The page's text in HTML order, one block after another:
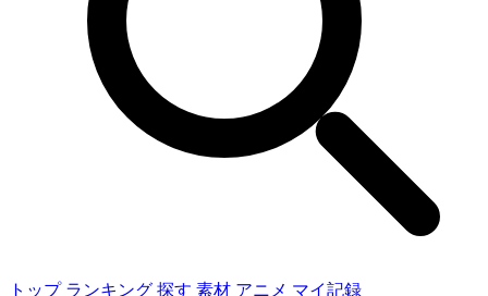
トップ ランキング 探す 素材 アニメ マイ記録